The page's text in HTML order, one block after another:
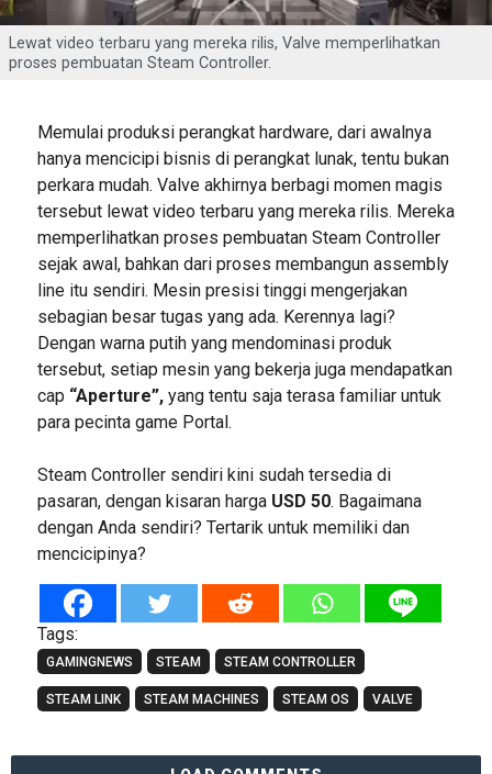
Lewat video terbaru yang mereka rilis, Valve memperlihatkan
proses pembuatan Steam Controller.
Memulai produksi perangkat hardware, dari awalnya
hanya mencicipi bisnis di perangkat lunak, tentu bukan
perkara mudah. Valve akhirnya berbagi momen magis
tersebut lewat video terbaru yang mereka rilis. Mereka
memperlihatkan proses pembuatan Steam Controller
sejak awal, bahkan dari proses membangun assembly
line itu sendiri. Mesin presisi tinggi mengerjakan
sebagian besar tugas yang ada. Kerennya lagi?
Dengan warna putih yang mendominasi produk
tersebut, setiap mesin yang bekerja juga mendapatkan
cap “Aperture”,yang tentu saja terasa familiar untuk
para pecinta game Portal.
Steam Controller sendiri kini sudah tersedia di
pasaran, dengan kisaran hargaUSD 50. Bagaimana
dengan Anda sendiri? Tertarik untuk memiliki dan
mencicipinya?
Tags:
GAMINGNEWS STEAM STEAM CONTROLLER
STEAM LINK STEAM MACHINES STEAM OS VALVE